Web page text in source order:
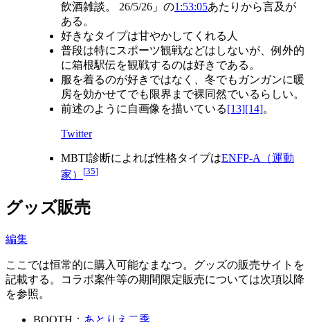
飲酒雑談。 26/5/26」の1:53:05あたりから言及が
ある。
好きなタイプは甘やかしてくれる人
普段は特にスポーツ観戦などはしないが、例外的
に箱根駅伝を観戦するのは好きである。
服を着るのが好きではなく、冬でもガンガンに暖
房を効かせてでも限界まで裸同然でいるらしい。
前述のように自画像を描いている[13][14]。
Twitter
MBTI診断によれば性格タイプはENFP-A（運動
家）
[35]
グッズ販売
編集
ここでは恒常的に購入可能なまなつ。グッズの販売サイトを
記載する。コラボ案件等の期間限定販売については次項以降
を参照。